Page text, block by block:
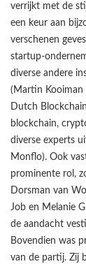
verrijkt met de
een keur aan
verschenen
startup-
diverse andere
(Martin Kooiman
Dutch
blockchain,
diverse experts
Monflo). Ook
prominente rol,
Dorsman van
Job en Melanie
de aandacht
Bovendien was
van de partij. Zij